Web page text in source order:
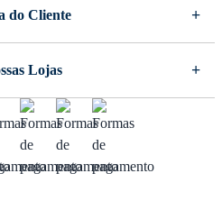
do Cliente
Lojas